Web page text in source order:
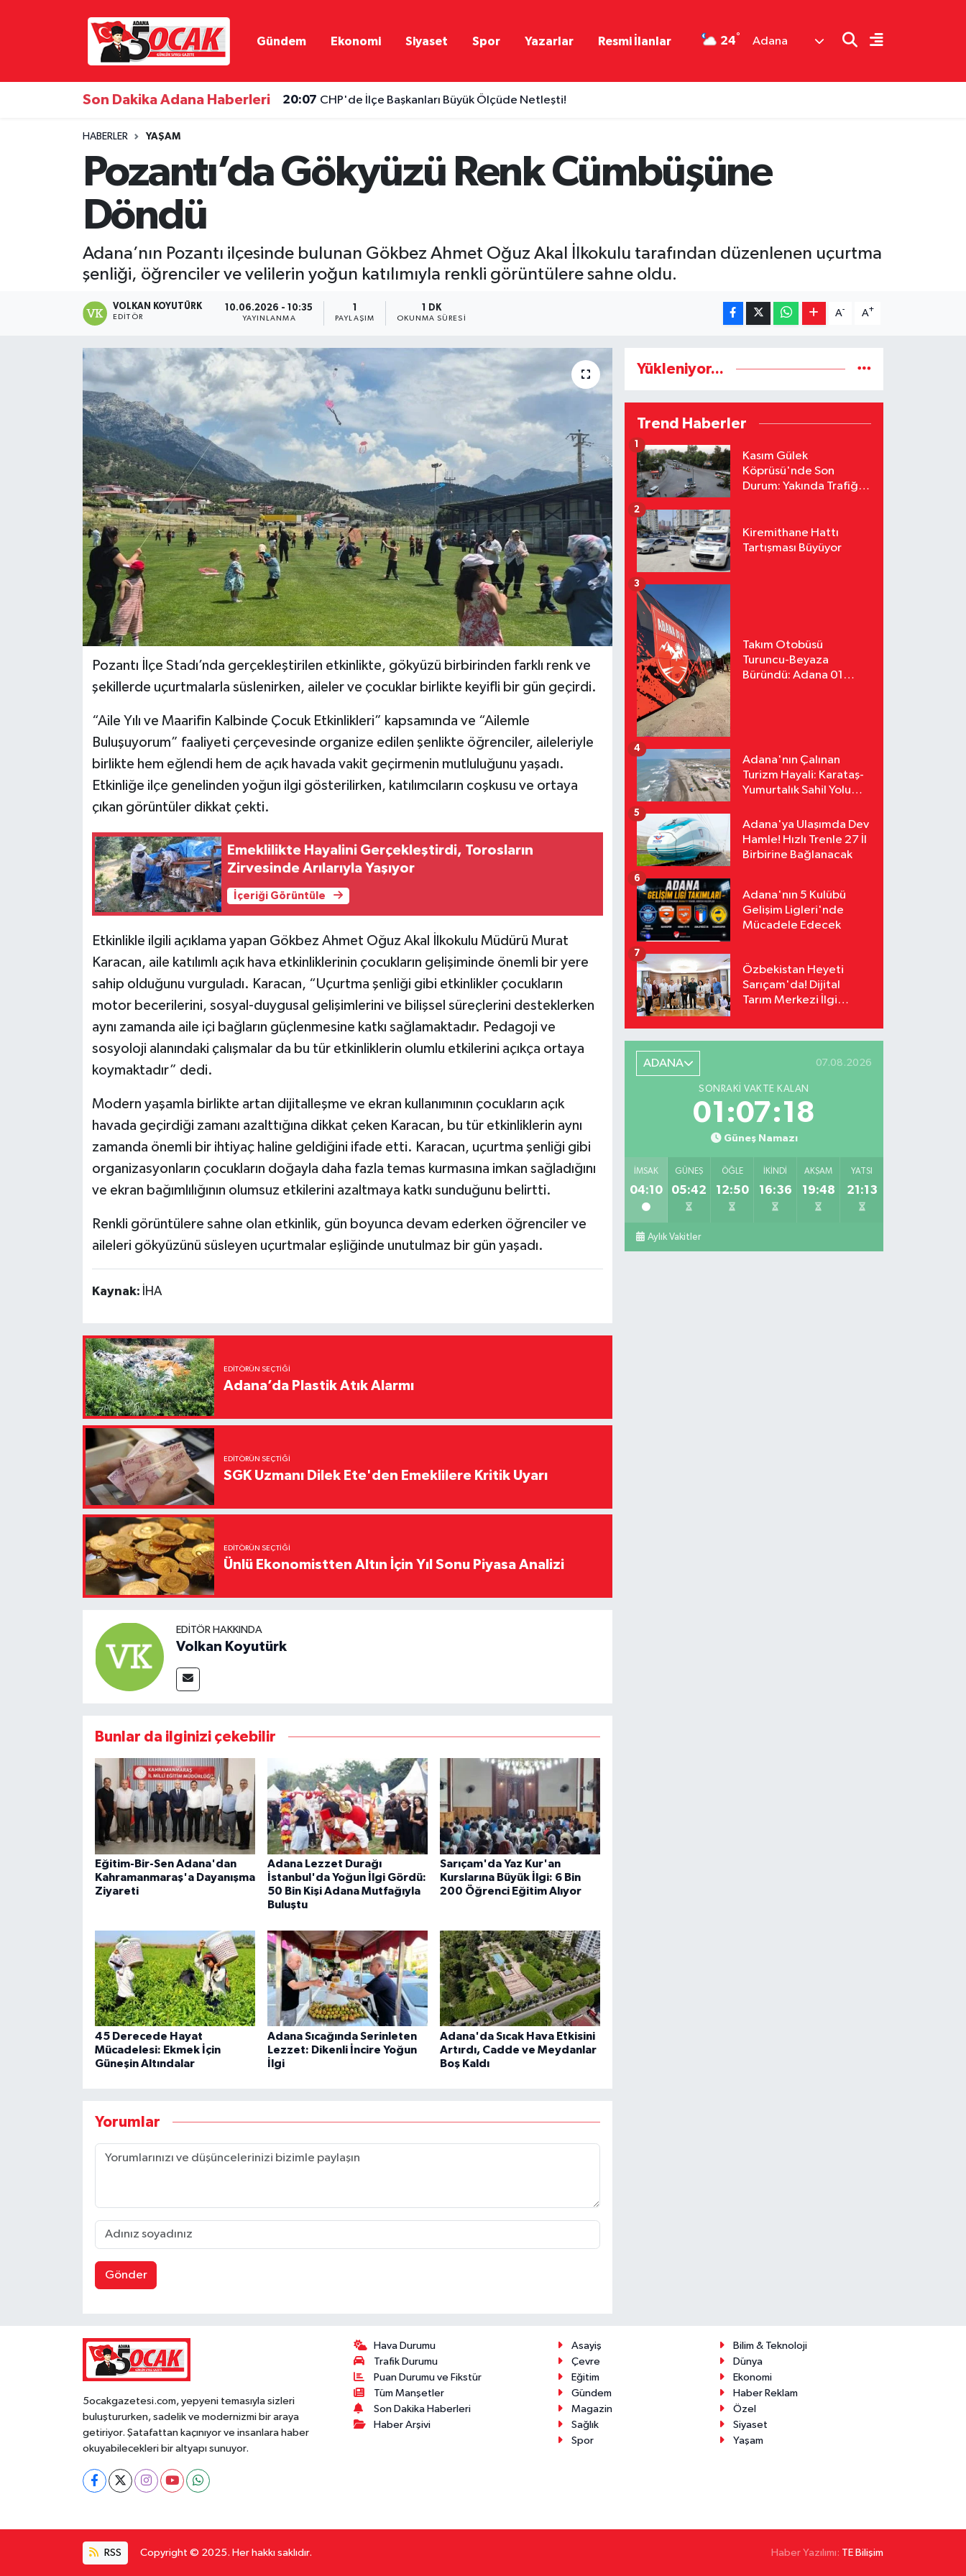
Gündem Ekonomi Siyaset Spor Yazarlar Resmi İlanlar 24° Adana
Son Dakika Adana Haberleri 20:07 CHP'de İlçe Başkanları Büyük Ölçüde Netleşti!
HABERLER YAŞAM
Pozantı’da Gökyüzü Renk Cümbüşüne
Döndü
Adana’nın Pozantı ilçesinde bulunan Gökbez Ahmet Oğuz Akal İlkokulu tarafından düzenlenen uçurtma
şenliği, öğrenciler ve velilerin yoğun katılımıyla renkli görüntülere sahne oldu.
VOLKAN KOYUTÜRK
EDITÖR
10.06.2026 - 10:35
YAYINLANMA PAYLAŞIM
1 DK
OKUNMA SÜRESI
A- A+
Pozantı İlçe Stadı’nda gerçekleştirilen etkinlikte, gökyüzü birbirinden farklı renk ve
şekillerde uçurtmalarla süslenirken, aileler ve çocuklar birlikte keyifli bir gün geçirdi.
“Aile Yılı ve Maarifin Kalbinde Çocuk Etkinlikleri” kapsamında ve “Ailemle
Buluşuyorum” faaliyeti çerçevesinde organize edilen şenlikte öğrenciler, aileleriyle
birlikte hem eğlendi hem de açık havada vakit geçirmenin mutluluğunu yaşadı.
Etkinliğe ilçe genelinden yoğun ilgi gösterilirken, katılımcıların coşkusu ve ortaya
çıkan görüntüler dikkat çekti.
Emeklilikte Hayalini Gerçekleştirdi, Torosların
Zirvesinde Arılarıyla Yaşıyor
İçeriği Görüntüle
Etkinlikle ilgili açıklama yapan Gökbez Ahmet Oğuz Akal İlkokulu Müdürü Murat
Karacan, aile katılımlı açık hava etkinliklerinin çocukların gelişiminde önemli bir yere
sahip olduğunu vurguladı. Karacan, “Uçurtma şenliği gibi etkinlikler çocukların
motor becerilerini, sosyal-duygusal gelişimlerini ve bilişsel süreçlerini desteklerken
aynı zamanda aile içi bağların güçlenmesine katkı sağlamaktadır. Pedagoji ve
sosyoloji alanındaki çalışmalar da bu tür etkinliklerin olumlu etkilerini açıkça ortaya
koymaktadır” dedi.
Modern yaşamla birlikte artan dijitalleşme ve ekran kullanımının çocukların açık
havada geçirdiği zamanı azalttığına dikkat çeken Karacan, bu tür etkinliklerin aynı
zamanda önemli bir ihtiyaç haline geldiğini ifade etti. Karacan, uçurtma şenliği gibi
organizasyonların çocukların doğayla daha fazla temas kurmasına imkan sağladığını
ve ekran bağımlılığının olumsuz etkilerini azaltmaya katkı sunduğunu belirtti.
Renkli görüntülere sahne olan etkinlik, gün boyunca devam ederken öğrenciler ve
aileleri gökyüzünü süsleyen uçurtmalar eşliğinde unutulmaz bir gün yaşadı.
Kaynak: İHA
EDITÖRÜN SEÇTIĞI
Adana’da Plastik Atık Alarmı
EDITÖRÜN SEÇTIĞI
SGK Uzmanı Dilek Ete'den Emeklilere Kritik Uyarı
EDITÖRÜN SEÇTIĞI
Ünlü Ekonomistten Altın İçin Yıl Sonu Piyasa Analizi
EDITÖR HAKKINDA
Volkan Koyutürk
Bunlar da ilginizi çekebilir
Eğitim-Bir-Sen Adana'dan
Kahramanmaraş'a Dayanışma
Ziyareti
Adana Lezzet Durağı
İstanbul'da Yoğun İlgi Gördü:
50 Bin Kişi Adana Mutfağıyla
Buluştu
Sarıçam'da Yaz Kur'an
Kurslarına Büyük İlgi: 6 Bin
200 Öğrenci Eğitim Alıyor
45 Derecede Hayat
Mücadelesi: Ekmek İçin
Güneşin Altındalar
Adana Sıcağında Serinleten
Lezzet: Dikenli İncire Yoğun
İlgi
Adana'da Sıcak Hava Etkisini
Artırdı, Cadde ve Meydanlar
Boş Kaldı
Yorumlar
Gönder
Yükleniyor...
Trend Haberler
Kasım Gülek
Köprüsü'nde Son
Durum: Yakında Trafiğe
1
Kiremithane Hattı
Tartışması Büyüyor
2
Takım Otobüsü
Turuncu-Beyaza
Büründü: Adana 01
3
Adana'nın Çalınan
Turizm Hayali: Karataş-
Yumurtalık Sahil Yolu
4
Adana'ya Ulaşımda Dev
Hamle! Hızlı Trenle 27 İl
Birbirine Bağlanacak
5
Adana'nın 5 Kulübü
Gelişim Ligleri'nde
Mücadele Edecek
6
Özbekistan Heyeti
Sarıçam'da! Dijital
Tarım Merkezi İlgi
7
ADANA 07.08.2026
SONRAKI VAKTE KALAN
01:07:17
Güneş Namazı
İMSAK
04:10
GÜNEŞ
05:42
ÖĞLE
12:50
İKINDI
16:36
AKŞAM
19:48
YATSI
21:13
Aylık Vakitler
5ocakgazetesi.com, yepyeni temasıyla sizleri
buluştururken, sadelik ve modernizmi bir araya
getiriyor. Şatafattan kaçınıyor ve insanlara haber
okuyabilecekleri bir altyapı sunuyor.
Hava Durumu
Trafik Durumu
Puan Durumu ve Fikstür
Tüm Manşetler
Son Dakika Haberleri
Haber Arşivi
Asayiş
Bilim & Teknoloji
Çevre
Dünya
Eğitim
Ekonomi
Gündem
Haber Reklam
Magazin
Özel
Sağlık
Siyaset
Spor
Yaşam
RSS Copyright © 2025. Her hakkı saklıdır. Haber Yazılımı: TE Bilişim
Gündem
Haber Reklam
Magazin
Resmi İlanlar
Siyaset
Yerel Yönetimler
Yurttan
Hava Durumu
Tüm Manşetler
Son Dakika Haberleri